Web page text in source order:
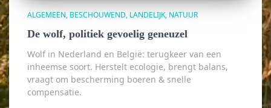
ALGEMEEN BESCHOUWEND LANDELIJK NATUUR
De wolf, politiek gevoelig geneuzel
Wolf in Nederland en België: terugkeer van een
inheemse soort. Herstelt ecologie, brengt balans,
vraagt om bescherming boeren & snelle
compensatie.